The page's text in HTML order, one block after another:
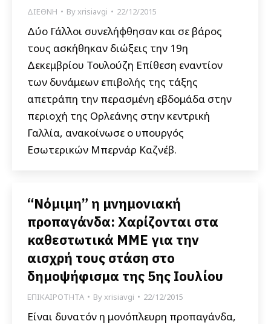
ΔΙΕΘΝΗ Byxrisiavgi 22/12/2015
Δύο Γάλλοι συνελήφθησαν και σε βάρος
τους ασκήθηκαν διώξεις την 19η
Δεκεμβρίου Τουλούζη Επίθεση εναντίον
των δυνάμεων επιβολής της τάξης
απετράπη την περασμένη εβδομάδα στην
περιοχή της Ορλεάνης στην κεντρική
Γαλλία, ανακοίνωσε ο υπουργός
Εσωτερικών Μπερνάρ Καζνέβ.
“Νόμιμη” η μνημονιακή
προπαγάνδα: Χαρίζονται στα
καθεστωτικά ΜΜΕ για την
αισχρή τους στάση στο
δημοψήφισμα της 5ης Ιουλίου
ΕΠΙΚΑΙΡΟΤΗΤΑ Byxrisiavgi 22/12/2015
Είναι δυνατόν η μονόπλευρη προπαγάνδα,